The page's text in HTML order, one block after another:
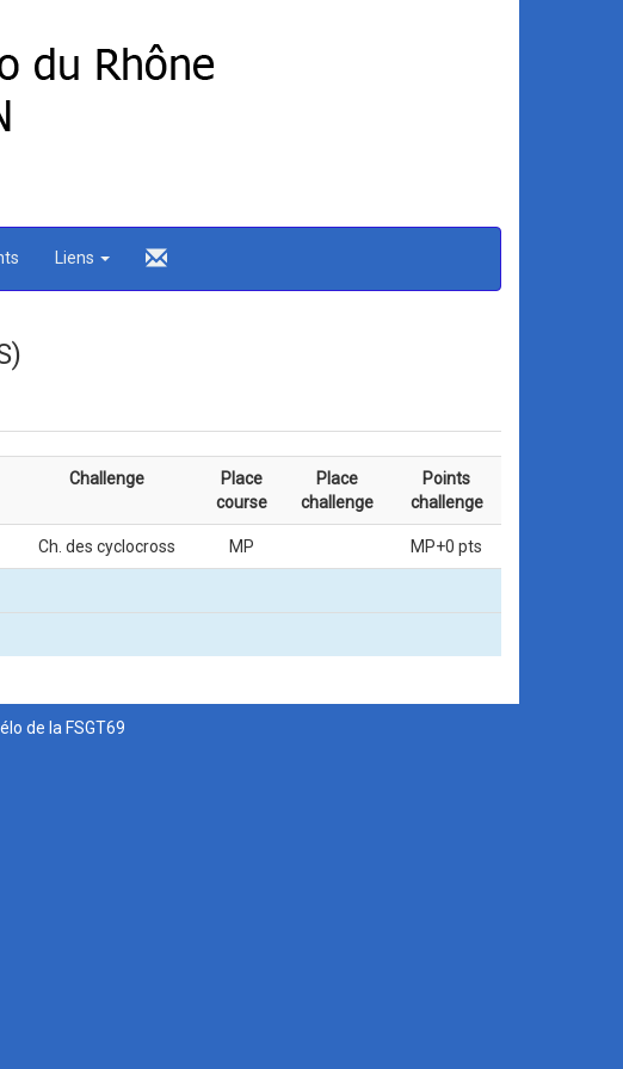
Liens
Challenge
Place
course
Place
challenge
Points
challenge
Ch. des cyclocross MP MP+0 pts
de la FSGT69